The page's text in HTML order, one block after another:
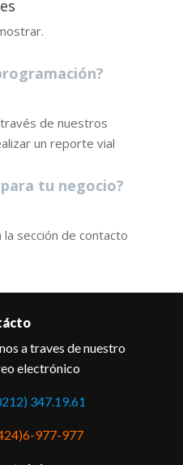
de nuestros
un reporte vial
tu negocio?
sección de contacto
a traves de nuestro
electrónico
347.19.61
977-977